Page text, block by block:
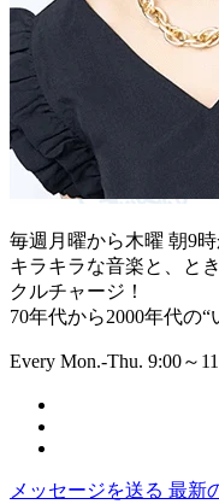
毎週月曜から木曜 朝9
キラキラな音楽と、と
クルチャージ！
70年代から2000年代の
Every Mon.-Thu. 9:00～
メッセージを送る 最新